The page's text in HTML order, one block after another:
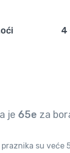
4
je 65e za
su veće